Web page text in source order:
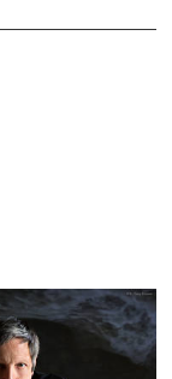
facebook
享至line
視窗分享至